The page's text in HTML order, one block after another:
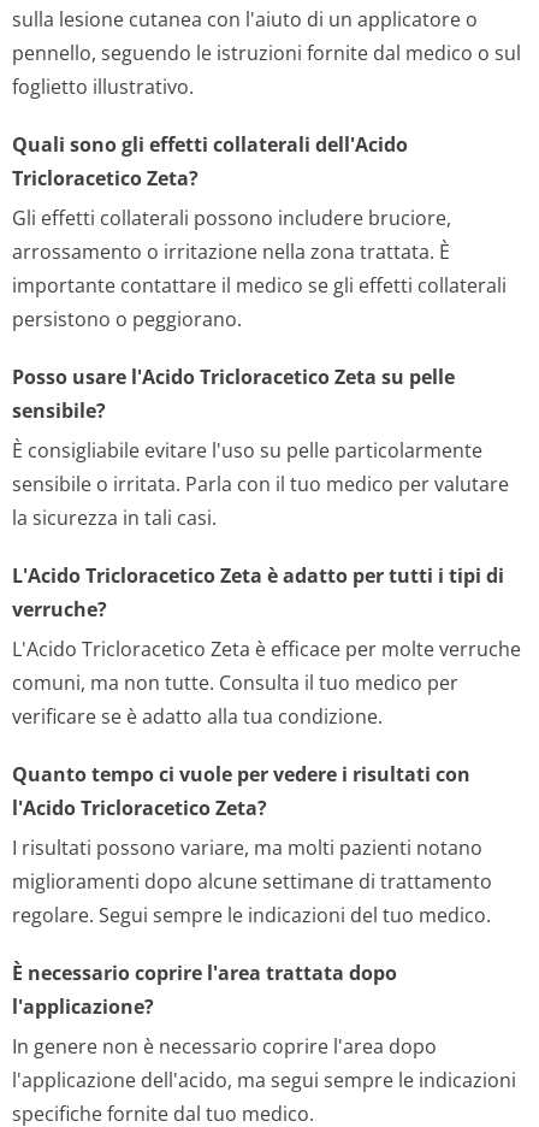
sulla lesione cutanea con l'aiuto di un applicatore o
pennello, seguendo le istruzioni fornite dal medico o sul
foglietto illustrativo.
Quali sono gli effetti collaterali dell'Acido
Tricloracetico Zeta?
Gli effetti collaterali possono includere bruciore,
arrossamento o irritazione nella zona trattata. È
importante contattare il medico se gli effetti collaterali
persistono o peggiorano.
Posso usare l'Acido Tricloracetico Zeta su pelle
sensibile?
È consigliabile evitare l'uso su pelle particolarmente
sensibile o irritata. Parla con il tuo medico per valutare
la sicurezza in tali casi.
L'Acido Tricloracetico Zeta è adatto per tutti i tipi di
verruche?
L'Acido Tricloracetico Zeta è efficace per molte verruche
comuni, ma non tutte. Consulta il tuo medico per
verificare se è adatto alla tua condizione.
Quanto tempo ci vuole per vedere i risultati con
l'Acido Tricloracetico Zeta?
I risultati possono variare, ma molti pazienti notano
miglioramenti dopo alcune settimane di trattamento
regolare. Segui sempre le indicazioni del tuo medico.
È necessario coprire l'area trattata dopo
l'applicazione?
In genere non è necessario coprire l'area dopo
l'applicazione dell'acido, ma segui sempre le indicazioni
specifiche fornite dal tuo medico.